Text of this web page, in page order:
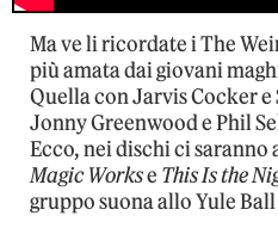
Ma ve li ricordate i The
più amata dai giovani
Quella con Jarvis Cocker e
Jonny Greenwood e Phil
Ecco, nei dischi ci saranno
Magic Workse This Is the
gruppo suona allo Yule